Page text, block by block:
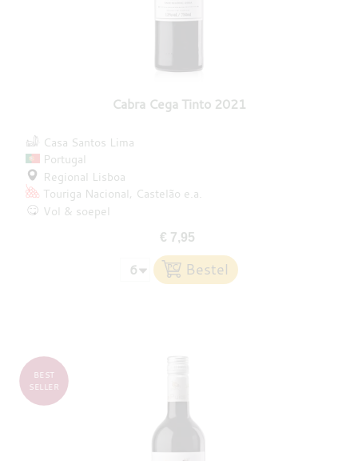
Cabra Cega Tinto 2021
Casa Santos Lima
Portugal
Regional Lisboa
Touriga Nacional
Castelão e.a.
Vol & soepel
€ 7,95
BEST
SELLER